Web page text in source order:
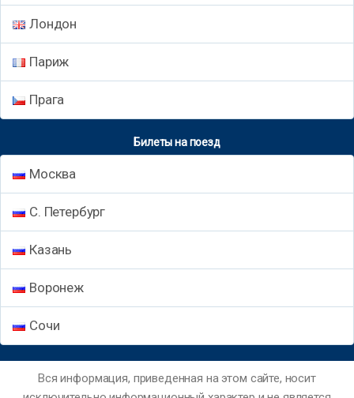
Лондон
Париж
Прага
Билеты на поезд
Москва
С. Петербург
Казань
Воронеж
Сочи
Вся информация, приведенная на этом сайте, носит